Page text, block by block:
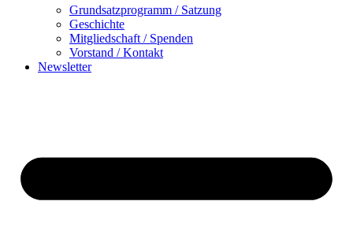
Grundsatzprogramm / Satzung
Geschichte
Mitgliedschaft / Spenden
Vorstand / Kontakt
Newsletter